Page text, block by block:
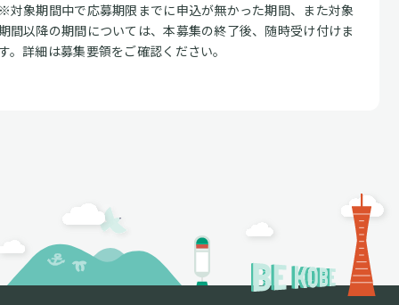
対象期間中で応募期限までに申込が無かった期間、また対象
間以降の期間については、本募集の終了後、随時受け付けま
。詳細は募集要領をご確認ください。